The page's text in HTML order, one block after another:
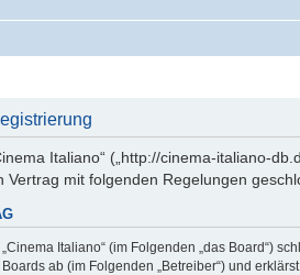
Italiano“ („http://cinema-italiano-
Vertrag mit folgenden Regelungen
Italiano“ (im Folgenden „das Board“)
ab (im Folgenden „Betreiber“) und